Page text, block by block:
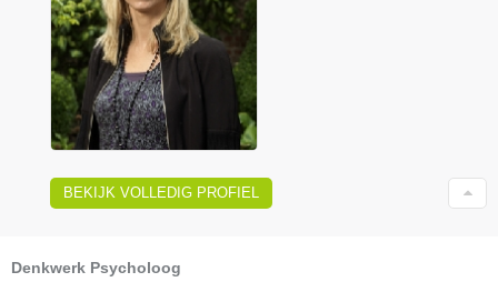
BEKIJK VOLLEDIG PROFIEL
Denkwerk Psycholoog